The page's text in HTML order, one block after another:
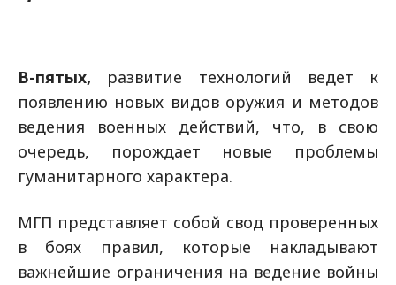
В-пятых, развитие технологий ведет к
появлению новых видов оружия и методов
ведения военных действий, что, в свою
очередь, порождает новые проблемы
гуманитарного характера.
МГП представляет собой свод проверенных
в боях правил, которые накладывают
важнейшие ограничения на ведение войны